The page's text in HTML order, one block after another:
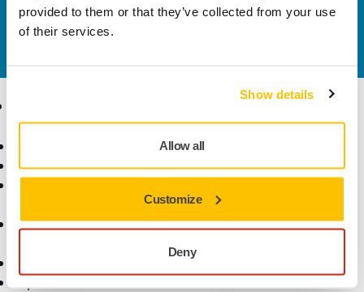
provided to them or that they’ve collected from your use
of their services.
Show details
Allow all
Customize
Deny
Szeretne többet tudni?Kérjük, vegye fel velünk a
kapcsolatot
Pormentes csiszolás
Kiegészítők és
Iparágak
Alkalmazások